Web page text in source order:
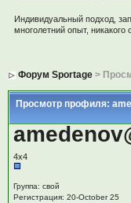
Индивидуальный подход,
многолетний опыт,
Форум Sportage>
Просмотр профиля:
4х4
Группа: свой
Регистрация: 20-October 25